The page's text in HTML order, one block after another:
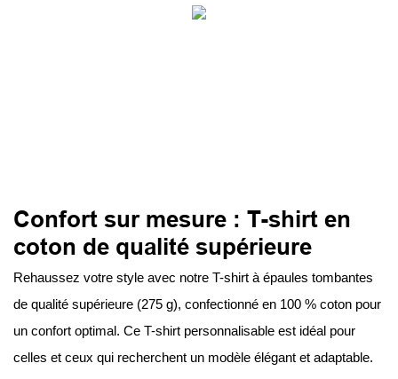
Confort sur mesure : T-shirt en
coton de qualité supérieure
Rehaussez votre style avec notre T-shirt à épaules tombantes
de qualité supérieure (275 g), confectionné en 100 % coton pour
un confort optimal. Ce T-shirt personnalisable est idéal pour
celles et ceux qui recherchent un modèle élégant et adaptable.